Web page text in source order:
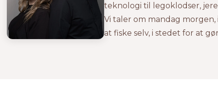
teknologi til legoklodser,
Vi taler om mandag
at fiske selv, i stedet for at